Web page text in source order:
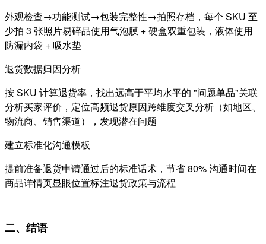
外观检查→功能测试→包装完整性→拍照存档，每个 SKU 至
少拍 3 张照片易碎品使用气泡膜 + 硬盒双重包装，液体使用
防漏内袋 + 吸水垫
退货数据归因分析
按 SKU 计算退货率，找出远高于平均水平的 "问题单品"关联
分析买家评价，定位高频退货原因跨维度交叉分析（如地区、
物流商、销售渠道），发现潜在问题
建立标准化沟通模板
提前准备退货申请通过后的标准话术，节省 80% 沟通时间在
商品详情页显眼位置标注退货政策与流程
二、结语